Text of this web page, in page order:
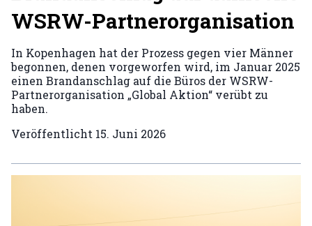
WSRW-Partnerorganisation
In Kopenhagen hat der Prozess gegen vier Männer
begonnen, denen vorgeworfen wird, im Januar 2025
einen Brandanschlag auf die Büros der WSRW-
Partnerorganisation „Global Aktion“ verübt zu
haben.
Veröffentlicht 15. Juni 2026